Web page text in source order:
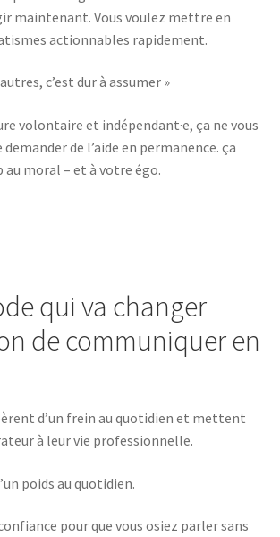
maintenant. Vous voulez mettre en
actionnables rapidement.
c’est dur à assumer »
volontaire et indépendant·e, ça ne vous
de l’aide en permanence. ça
au moral – et à votre égo.
qui va changer
de communiquer en
d’un frein au quotidien et mettent
à leur vie professionnelle.
poids au quotidien.
pour que vous osiez parler sans